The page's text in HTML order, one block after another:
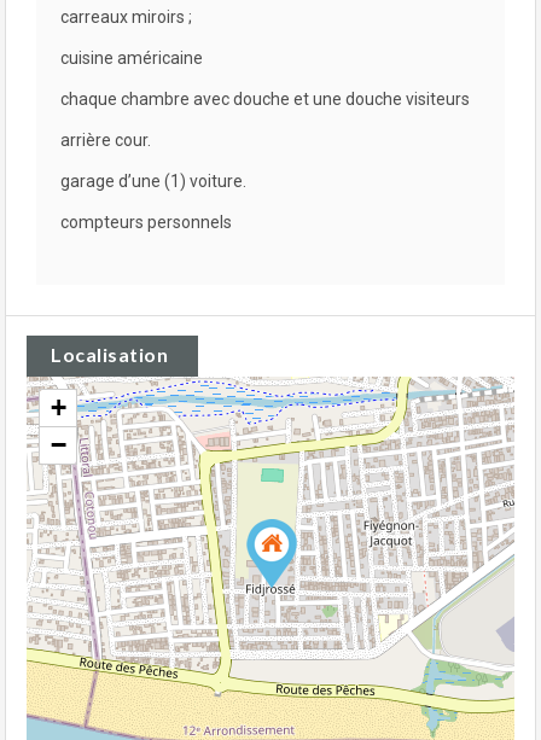
carreaux miroirs ;
cuisine américaine
chaque chambre avec douche et une douche visiteurs
arrière cour.
garage d’une (1) voiture.
compteurs personnels
Localisation
+
−